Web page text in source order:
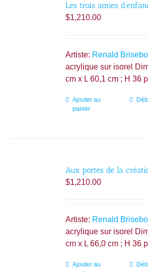
Les trois amies
$1,210.00
Artiste: Renald
acrylique sur isorel
cm x L 60,1 cm ; H 36
Ajouter au
panier
Aux portes de la
$1,210.00
Artiste: Renald
acrylique sur isorel
cm x L 66,0 cm ; H 36
Ajouter au